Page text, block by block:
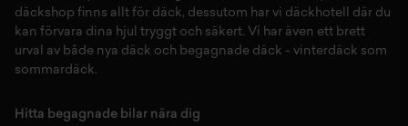
däckshop finns allt för däck, dessutom har vi däckhotell d är du
kan förvara dina hjul tryggt och säkert. Vi har även ett brett
urval av både nya däck och begagnade däck - vinterdäck som
sommardäck.
Hitta begagnade bilar nära dig